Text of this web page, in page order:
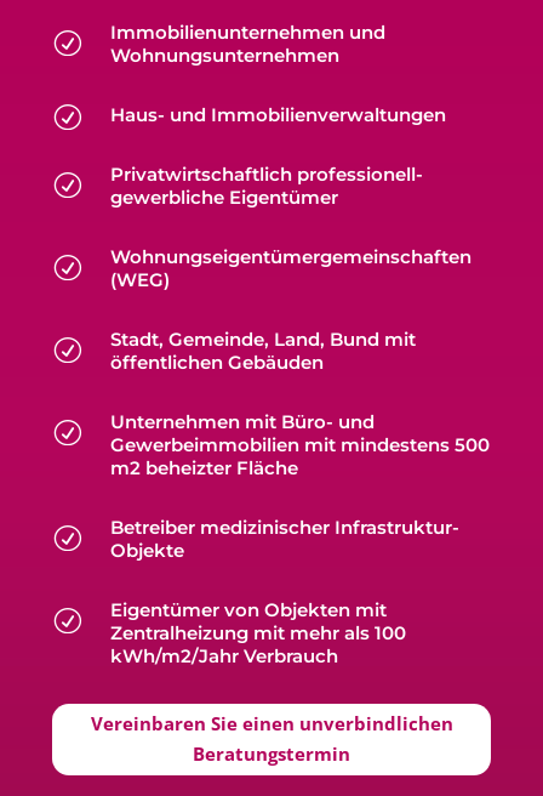
R
Immobilienunternehmen und
Wohnungsunternehmen
R Haus- und Immobilienverwaltungen
R
Privatwirtschaftlich professionell-
gewerbliche Eigentümer
R
Wohnungseigentümergemeinschaften
(WEG)
R
Stadt, Gemeinde, Land, Bund mit
öffentlichen Gebäuden
R
Unternehmen mit Büro- und
Gewerbeimmobilien mit mindestens 500
m2 beheizter Fläche
R
Betreiber medizinischer Infrastruktur-
Objekte
R
Eigentümer von Objekten mit
Zentralheizung mit mehr als 100
kWh/m2/Jahr Verbrauch
Vereinbaren Sie einen unverbindlichen
Beratungstermin